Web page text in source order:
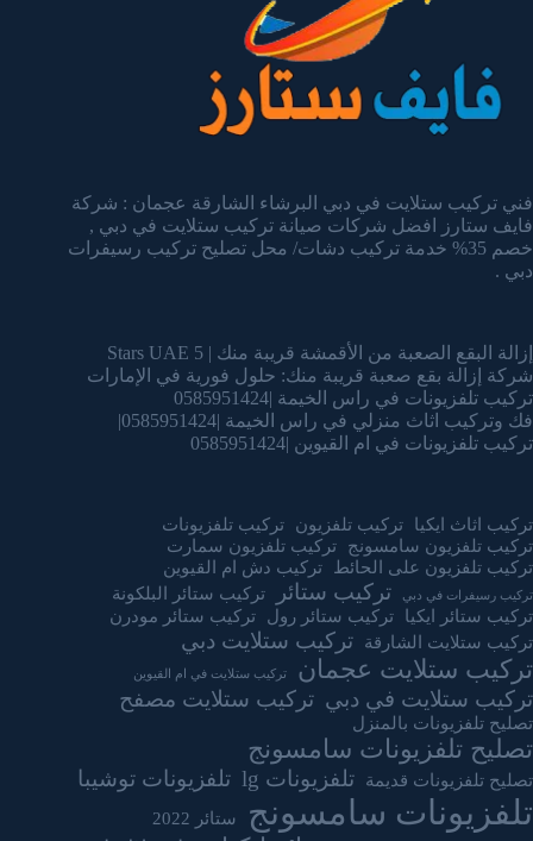
فني تركيب ستلايت في دبي البرشاء الشارقة عجمان : شركة
فايف ستارز افضل شركات صيانة تركيب ستلايت في دبي ,
خصم 35% خدمة تركيب دشات/ محل تصليح تركيب رسيفرات
دبي .
إزالة البقع الصعبة من الأقمشة قريبة منك | 5 Stars UAE
شركة إزالة بقع صعبة قريبة منك: حلول فورية في الإمارات
تركيب تلفزيونات في راس الخيمة |0585951424
فك وتركيب اثاث منزلي في راس الخيمة |0585951424|
تركيب تلفزيونات في ام القيوين |0585951424
تركيب اثاث ايكيا تركيب تلفزيون
تركيب تلفزيونات
تركيب تلفزيون سامسونج
تركيب تلفزيون سمارت
تركيب تلفزيون على الحائط
تركيب دش ام القيوين
تركيب رسيفرات في دبي تركيب ستائر
تركيب ستائر البلكونة
تركيب ستائر ايكيا
تركيب ستائر رول
تركيب ستائر مودرن
تركيب ستلايت الشارقة
تركيب ستلايت دبي
تركيب ستلايت عجمان تركيب ستلايت في ام القيوين
تركيب ستلايت في دبي تركيب ستلايت مصفح
تصليح تلفزيونات بالمنزل
تصليح تلفزيونات سامسونج
تصليح تلفزيونات قديمة تلفزيونات lg تلفزيونات توشيبا
تلفزيونات سامسونج ستائر 2022